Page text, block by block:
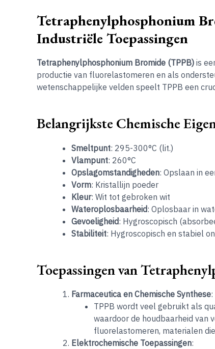
Tetraphenylphosphonium
Industriële Toepassingen
Tetraphenylphosphonium Bromide (TPPB) is
productie van fluorelastomeren en als
wetenschappelijke velden speelt TPPB een
Belangrijkste Chemische
Smeltpunt: 295-300°C (lit.)
Vlampunt: 260°C
Opslagomstandigheden: Opslaan in
Vorm: Kristallijn poeder
Kleur: Wit tot gebroken wit
Wateroplosbaarheid: Oplosbaar in
Gevoeligheid: Hygroscopisch
Stabiliteit: Hygroscopisch en stabiel
Toepassingen van
Farmaceutica en Chemische Synthese:
TPPB wordt veel gebruikt als
waardoor de houdbaarheid van
fluorelastomeren, materialen
Elektrochemische Toepassingen: